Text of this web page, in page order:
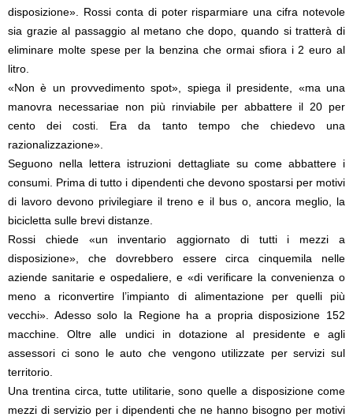
disposizione». Rossi conta di poter risparmiare una cifra notevole
sia grazie al passaggio al metano che dopo, quando si tratterà di
eliminare molte spese per la benzina che ormai sfiora i 2 euro al
litro.
«Non è un provvedimento spot», spiega il presidente, «ma una
manovra necessariae non più rinviabile per abbattere il 20 per
cento dei costi. Era da tanto tempo che chiedevo una
razionalizzazione».
Seguono nella lettera istruzioni dettagliate su come abbattere i
consumi. Prima di tutto i dipendenti che devono spostarsi per motivi
di lavoro devono privilegiare il treno e il bus o, ancora meglio, la
bicicletta sulle brevi distanze.
Rossi chiede «un inventario aggiornato di tutti i mezzi a
disposizione», che dovrebbero essere circa cinquemila nelle
aziende sanitarie e ospedaliere, e «di verificare la convenienza o
meno a riconvertire l’impianto di alimentazione per quelli più
vecchi». Adesso solo la Regione ha a propria disposizione 152
macchine. Oltre alle undici in dotazione al presidente e agli
assessori ci sono le auto che vengono utilizzate per servizi sul
territorio.
Una trentina circa, tutte utilitarie, sono quelle a disposizione come
mezzi di servizio per i dipendenti che ne hanno bisogno per motivi